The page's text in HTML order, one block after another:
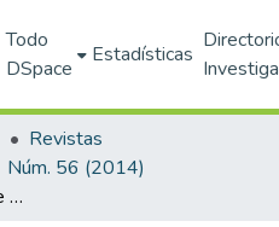
Todo
DSpace
Estadísticas
Revistas
Núm. 56 (2014)
Comunicación y equipos de trabajo: lo que todo directivo debe conocer